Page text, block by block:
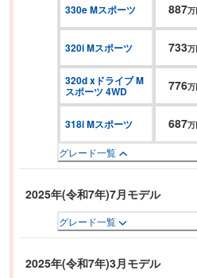
330e Mスポーツ 887
320i Mスポーツ 733
320d xドライブ M
スポーツ 4WD 776
318i Mスポーツ 687
グレード一覧
2025年(令和7年)7月モデル
グレード一覧
2025年(令和7年)3月モデル